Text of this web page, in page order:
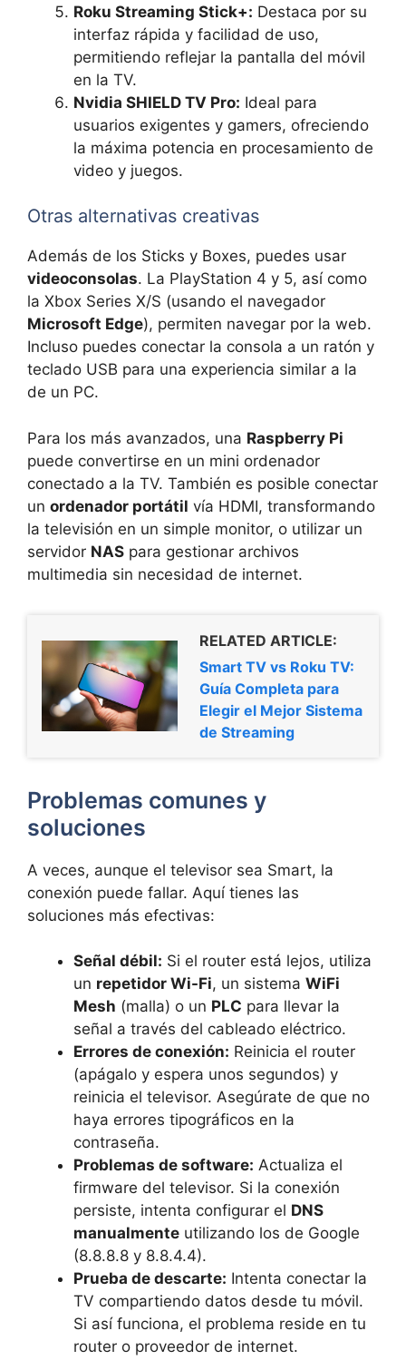
Roku Streaming Stick+: Destaca por su
interfaz rápida y facilidad de uso,
permitiendo reflejar la pantalla del móvil
en la TV.
Nvidia SHIELD TV Pro: Ideal para
usuarios exigentes y gamers, ofreciendo
la máxima potencia en procesamiento de
video y juegos.
Otras alternativas creativas
Además de los Sticks y Boxes, puedes usar
videoconsolas. La PlayStation 4 y 5, así como
la Xbox Series X/S (usando el navegador
Microsoft Edge), permiten navegar por la web.
Incluso puedes conectar la consola a un ratón y
teclado USB para una experiencia similar a la
de un PC.
Para los más avanzados, una Raspberry Pi
puede convertirse en un mini ordenador
conectado a la TV. También es posible conectar
un ordenador portátil vía HDMI, transformando
la televisión en un simple monitor, o utilizar un
servidor NAS para gestionar archivos
multimedia sin necesidad de internet.
RELATED ARTICLE:
Smart TV vs Roku TV:
Guía Completa para
Elegir el Mejor Sistema
de Streaming
Problemas comunes y
soluciones
A veces, aunque el televisor sea Smart, la
conexión puede fallar. Aquí tienes las
soluciones más efectivas:
Señal débil: Si el router está lejos, utiliza
un repetidor Wi-Fi, un sistema WiFi
Mesh (malla) o un PLC para llevar la
señal a través del cableado eléctrico.
Errores de conexión: Reinicia el router
(apágalo y espera unos segundos) y
reinicia el televisor. Asegúrate de que no
haya errores tipográficos en la
contraseña.
Problemas de software: Actualiza el
firmware del televisor. Si la conexión
persiste, intenta configurar el DNS
manualmente utilizando los de Google
(8.8.8.8 y 8.8.4.4).
Prueba de descarte: Intenta conectar la
TV compartiendo datos desde tu móvil.
Si así funciona, el problema reside en tu
router o proveedor de internet.